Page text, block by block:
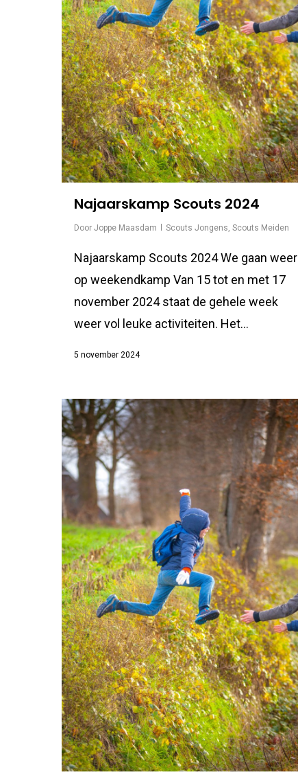
Najaarskamp Scouts 2024
Door Joppe Maasdam Scouts Jongens, Scouts Meiden
Najaarskamp Scouts 2024 We gaan weer
op weekendkamp Van 15 tot en met 17
november 2024 staat de gehele week
weer vol leuke activiteiten. Het...
5 november 2024